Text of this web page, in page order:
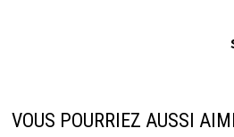
VOUS POURRIEZ AUSSI